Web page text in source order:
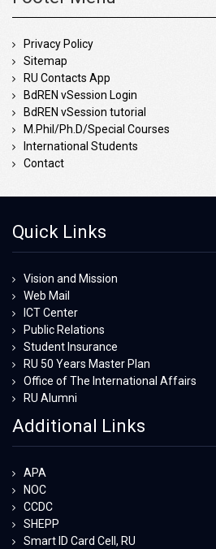
Privacy Policy
Sitemap
RU Contacts App
BdREN vSession Login
BdREN vSession tutorial
M.Phil/Ph.D/Special Courses
International Students
Contact
Quick Links
Vision and Mission
Web Mail
ICT Center
Public Relations
Student Insurance
RU 50 Years Master Plan
Office of The International Affairs
RU Alumni
Additional Links
APA
NOC
CCDC
SHEPP
Smart ID Card Cell, RU